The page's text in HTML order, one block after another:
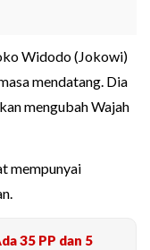
Widodo (Jokowi)
mendatang. Dia
mengubah Wajah
mempunyai
35 PP dan 5